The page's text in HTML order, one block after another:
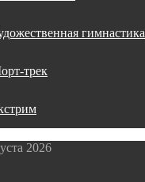
гимнастика
трек
2026